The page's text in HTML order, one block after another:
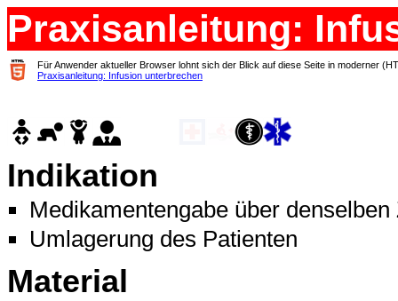
Praxisanleitung:
Für Anwender aktueller Browser lohnt sich der Blick auf diese Seite in moderner
Praxisanleitung: Infusion unterbrechen
Indikation
Medikamentengabe über denselben
Umlagerung des Patienten
Material